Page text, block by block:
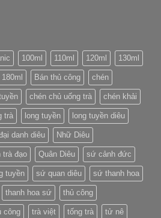
hồng
dứu
nổi
của
Trung
Quốc
100ml 110ml 120ml 130ml
180ml Bán thủ công chén
chén chủ uống trà chén khải
trà long tuyền long tuyền diêu
danh diêu Nhữ Diêu
trà đạo Quân Diêu sứ cảnh đức
tuyền sứ quan diêu sứ thanh hoa
thanh hoa sứ thủ công
công trà việt tống trà tử nê